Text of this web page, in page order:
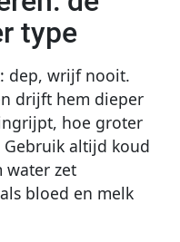
type
dep, wrijf nooit.
drijft hem dieper
hoe groter
altijd koud
water zet
bloed en melk